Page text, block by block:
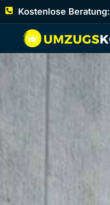
Kostenlose Beratung: